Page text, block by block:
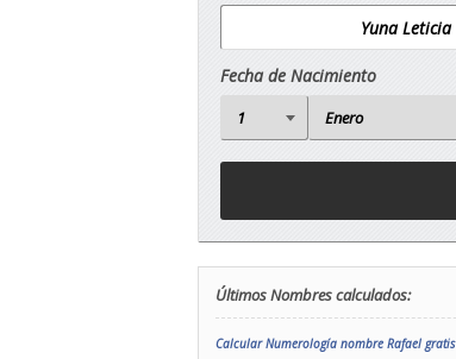
Fecha de Nacimiento
Últimos Nombres calculados:
Calcular Numerología nombre Rafael gratis